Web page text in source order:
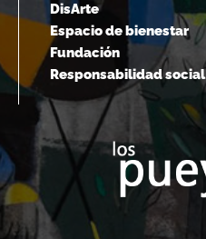
DisArte
Espacio de bienestar
Fundación
Responsabilidad social